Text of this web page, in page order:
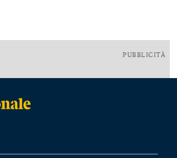
PUBBLICITÀ